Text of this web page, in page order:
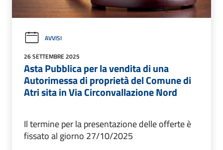
AVVISI
26 SETTEMBRE 2025
Asta Pubblica per la vendita di una
Autorimessa di proprietà del Comune di
Atri sita in Via Circonvallazione Nord
Il termine per la presentazione delle offerte è
fissato al giorno 27/10/2025